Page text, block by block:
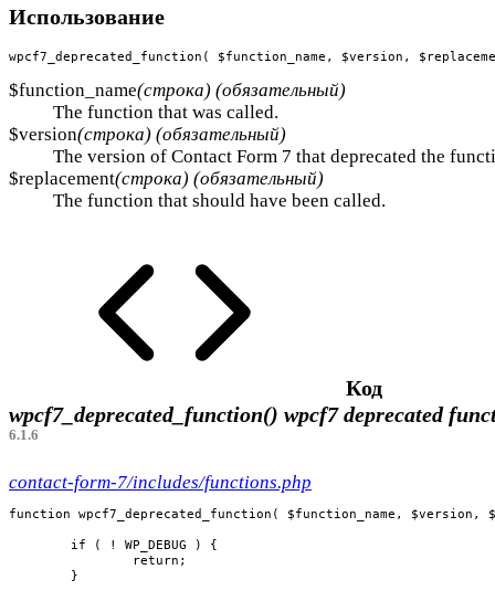
Использование
wpcf7_deprecated_function( $function_name, $version,
$function_name(строка) (обязательный)
The function that was called.
$version(строка) (обязательный)
The version of Contact Form 7 that deprecated the
$replacement(строка) (обязательный)
The function that should have been called.
Код
wpcf7_deprecated_function() wpcf7 deprecated
6.1.6
contact-form-7/includes/functions.php
function wpcf7_deprecated_function( $function_name, $version,